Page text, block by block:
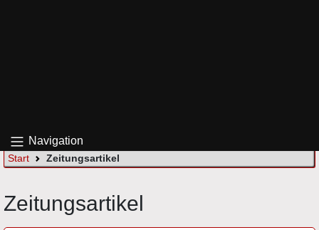
Navigation
Start Zeitungsartikel
Zeitungsartikel